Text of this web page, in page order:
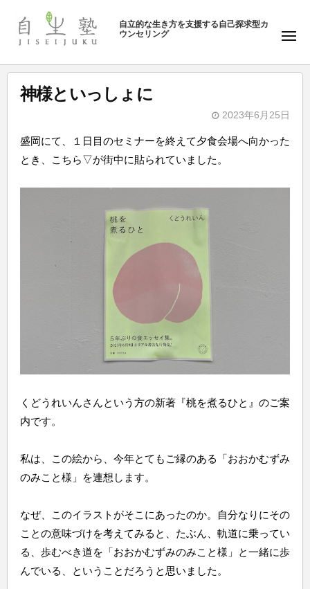
ン
自
塾
自立的な生き方を支援する自己探求型カ
ウンセリング
メ
ュ
ー
神様といっしょに
2023年6月25日
y
自
盛岡にて、１日目のセミナーを終えて夕食会場へ向かった
とき、こちら▽が街中に貼られていました。
くどうれいんさんという方の新著『桃を煮るひと』のご案
内です。
私は、この絵から、今年とてもご縁のある「おおかむずみ
のみこと様」を連想します。
なぜ、このイラストがそこにあったのか。自分なりにその
ことの意味づけを考えてみると、たぶん、軌道に乗ってい
る、歩むべき道を「おおかむずみのみこと様」と一緒に歩
んでいる、ということだろうと思いました。